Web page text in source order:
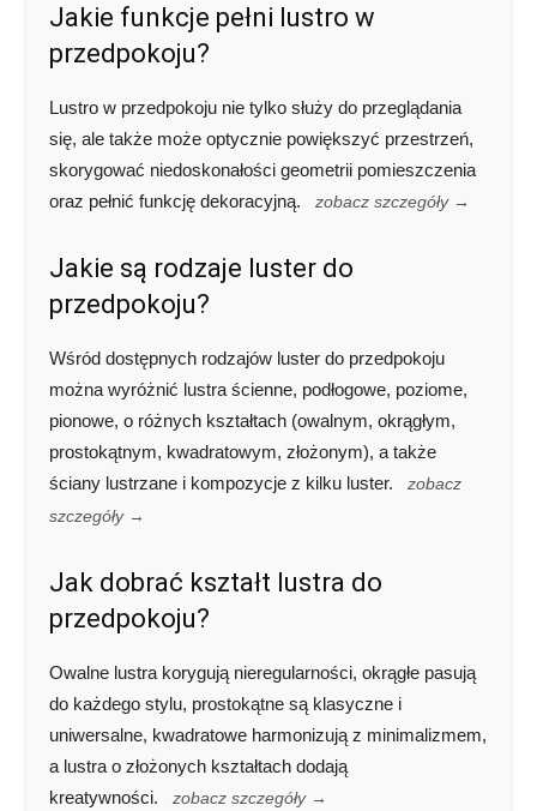
Jakie funkcje pełni lustro w
przedpokoju?
Lustro w przedpokoju nie tylko służy do przeglądania
się, ale także może optycznie powiększyć przestrzeń,
skorygować niedoskonałości geometrii pomieszczenia
oraz pełnić funkcję dekoracyjną.
zobacz szczegóły →
Jakie są rodzaje luster do
przedpokoju?
Wśród dostępnych rodzajów luster do przedpokoju
można wyróżnić lustra ścienne, podłogowe, poziome,
pionowe, o różnych kształtach (owalnym, okrągłym,
prostokątnym, kwadratowym, złożonym), a także
ściany lustrzane i kompozycje z kilku luster.
zobacz
szczegóły →
Jak dobrać kształt lustra do
przedpokoju?
Owalne lustra korygują nieregularności, okrągłe pasują
do każdego stylu, prostokątne są klasyczne i
uniwersalne, kwadratowe harmonizują z minimalizmem,
a lustra o złożonych kształtach dodają
kreatywności.
zobacz szczegóły →